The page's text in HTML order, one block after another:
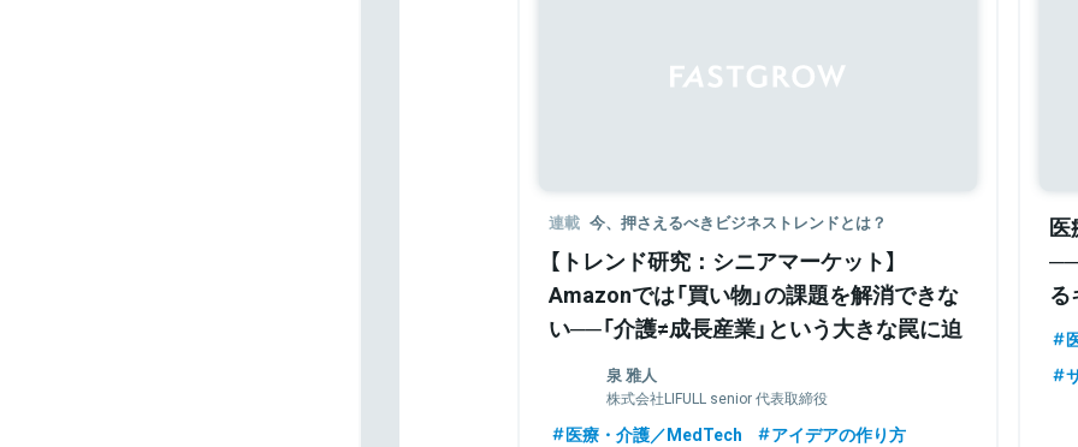
連載 今、押さえるべきビジネストレンドとは？
【トレンド研究：シニアマーケット】
Amazonでは「買い物」の課題を解消できな
い──「介護≠成長産業」という大きな罠に迫
泉 雅人
株式会社LIFULL senior 代表取締役
医療・介護／MedTech アイデアの作り方
医
──